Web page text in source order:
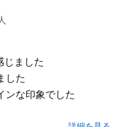
じました
した
ンな印象でした